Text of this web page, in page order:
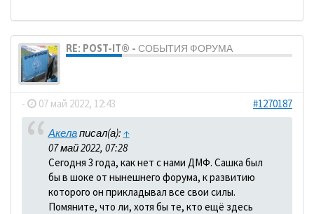
RE: POST-IT® - СОБЫТИЯ ФОРУМА
- 07 май 2022, 12:43 #1270187
Акелаписал(а): ↑
07 май 2022, 07:28
Сегодня 3 года, как нет с нами ДМФ. Сашка был
бы в шоке от нынешнего форума, к развитию
которого он прикладывал все свои силы.
Помяните, что ли, хотя бы те, кто ещё здесь